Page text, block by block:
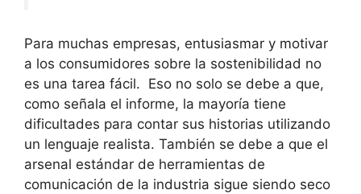
Para muchas empresas, entusiasmar y motivar
a los consumidores sobre la sostenibilidad no
es una tarea fácil. Eso no solo se debe a que,
como señala el informe, la mayoría tiene
dificultades para contar sus historias utilizando
un lenguaje realista. También se debe a que el
arsenal estándar de herramientas de
comunicación de la industria sigue siendo seco